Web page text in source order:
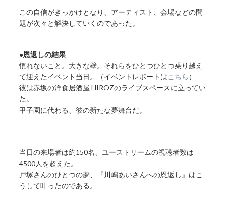
この自信がきっかけとなり、アーティスト、会場などの問
題が次々と解決していくのであった。
●恩返しの結果
慣れないこと。大きな壁。それらをひとつひとつ乗り越え
て迎えたイベント当日。（イベントレポートはこちら ）
彼は赤坂の洋食居酒屋 HIROZのライブスペースに立ってい
た。
甲子園に代わる、彼の新たな夢舞台だ。
当日の来場者は約150名、ユーストリームの視聴者数は
4500人を超えた。
戸塚さんのひとつの夢、『川嶋あいさんへの恩返し』はこ
うして叶ったのである。